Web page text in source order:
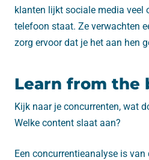
klanten lijkt sociale media veel
telefoon staat. Ze verwachten
zorg ervoor dat je het aan hen
Learn from the
Kijk naar je concurrenten, wat
Welke content slaat aan?
Een concurrentieanalyse is